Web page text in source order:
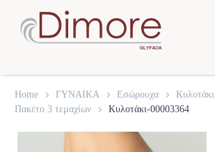
Home ΓΥΝΑΙΚΑ Εσώρουχα Κυλοτάκι
Πακέτο 3 τεμαχίων
Κυλοτάκι-00003364